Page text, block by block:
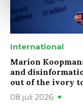
International
Marion
and
out of the ivory
08 juli 2026